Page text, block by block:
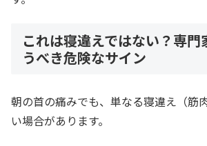
これは寝違えではない？専門
うべき危険なサイン
朝の首の痛みでも、単なる寝違え（筋
い場合があります。